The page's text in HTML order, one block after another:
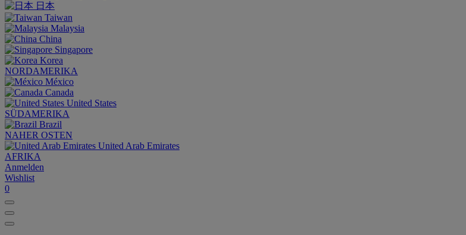
日本
Taiwan
Malaysia
China
Singapore
Korea
NORDAMERIKA
México
Canada
United States
SÜDAMERIKA
Brazil
NAHER OSTEN
United Arab Emirates
AFRIKA
Anmelden
Wishlist
0